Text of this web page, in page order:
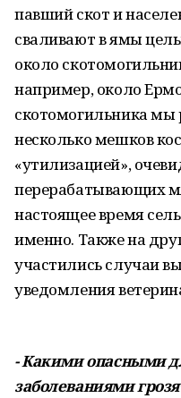
павший скот и
сваливают в ямы
около
например, около
скотомогильника мы
несколько мешков
«утилизацией»,
перерабатывающих
настоящее время
именно. Также на
участились случаи
уведомления
- Какими опасными
заболеваниями